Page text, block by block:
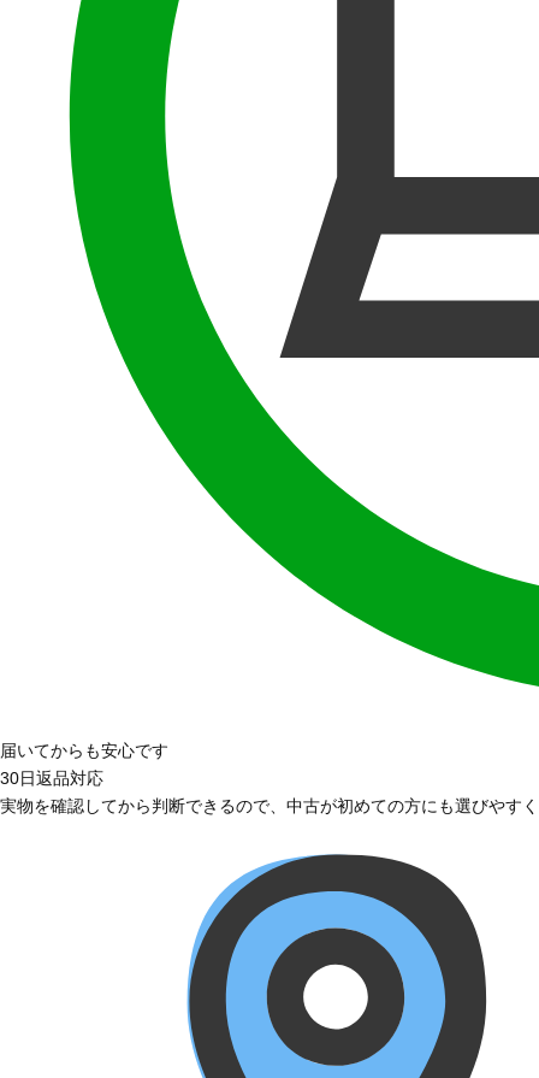
届いてからも安心です
30日返品対応
実物を確認してから判断できるので、中古が初めての方にも選びやす